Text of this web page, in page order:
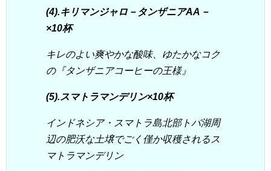
(4).キリマンジャロ－タンザニアAA－
×10杯
キレのよい爽やかな酸味、ゆたかなコク
の『タンザニアコーヒーの王様』
(5).スマトラマンデリン×10杯
インドネシア・スマトラ島北部トバ湖周
辺の肥沃な土壌でごく僅か収穫されるス
マトラマンデリン